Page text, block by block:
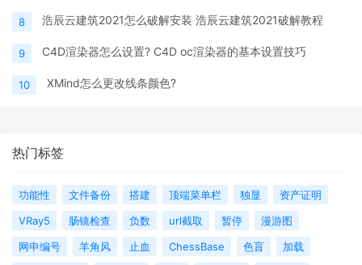
8 浩辰云建筑2021怎么破解安装 浩辰云建筑2021破解教程
9 C4D渲染器怎么设置? C4D oc渲染器的基本设置技巧
10 XMind怎么更改线条颜色?
热门标签
功能性 文件备份 搭建 顶端菜单栏 独显
资产证明
VRay5
肠镜检查 负数 url截取 暂停
漫游图
网申编号
羊角风 止血 ChessBase 色盲
加载